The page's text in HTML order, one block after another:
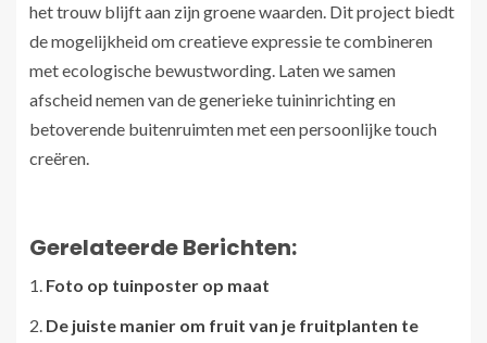
het trouw blijft aan zijn groene waarden. Dit project biedt
de mogelijkheid om creatieve expressie te combineren
met ecologische bewustwording. Laten we samen
afscheid nemen van de generieke tuininrichting en
betoverende buitenruimten met een persoonlijke touch
creëren.
Gerelateerde Berichten:
Foto op tuinposter op maat
De juiste manier om fruit van je fruitplanten te